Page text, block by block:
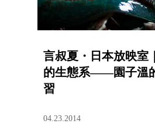
言叔夏・日本放映室
的生態系——園子溫
習
04.23.2014